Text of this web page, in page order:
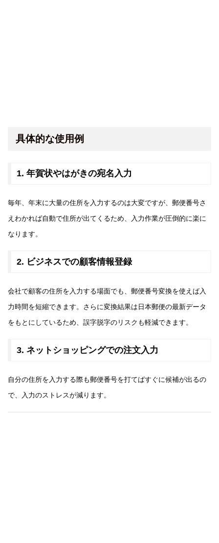
具体的な使用例
1. 年賀状やはがきの宛名入力
毎年、年末に大量の住所を入力するのは大変ですが、郵便番号さ
えわかれば自動で住所が出てくるため、入力作業が圧倒的に楽に
なります。
2. ビジネスでの顧客情報登録
会社で顧客の住所を入力する場面でも、郵便番号変換を使えば入
力時間を短縮できます。さらに変換結果は日本郵便の最新データ
をもとにしているため、誤字脱字のリスクも軽減できます。
3. ネットショッピングでの注文入力
自分の住所を入力する際も郵便番号を打てばすぐに候補が出るの
で、入力のストレスが減ります。